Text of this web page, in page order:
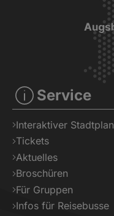
Service
Interaktiver Stadtplan
Tickets
Aktuelles
Broschüren
Für Gruppen
Infos für Reisebusse